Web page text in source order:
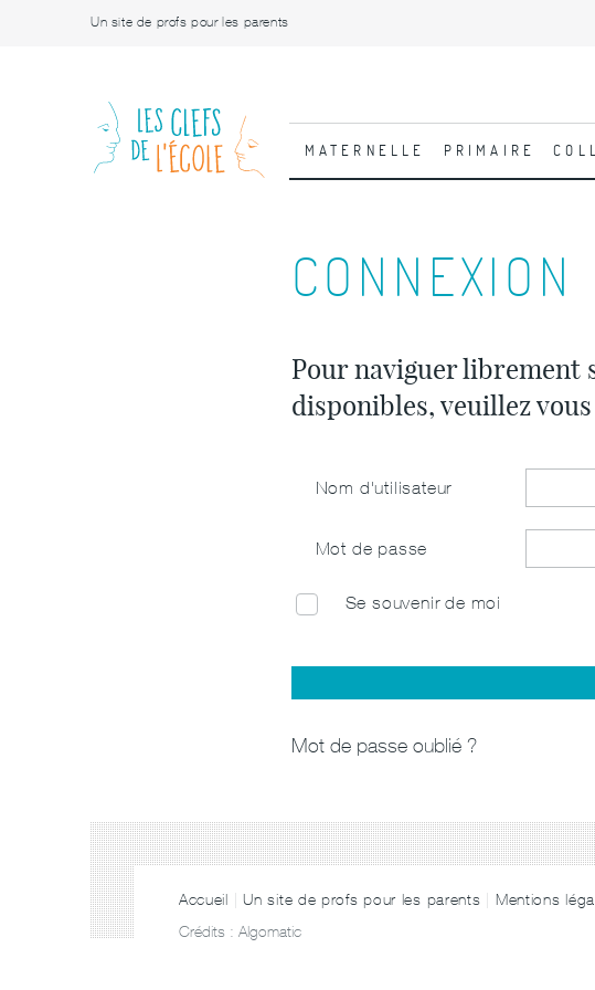
Un site de profs pour les parents
MATERNELLE PRIMAIRE
CONNEXION
Pour naviguer librement
disponibles, veuillez
Nom d'utilisateur
Mot de passe
Se souvenir de moi
Mot de passe oublié ?
Accueil Un site de profs pour les parents Mentions
Crédits : Algomatic